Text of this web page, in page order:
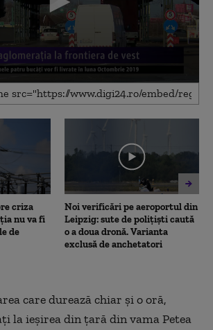
criza
nu va fi
de
Noi verificări pe aeroportul din
Leipzig: sute de polițiști caută
o a doua dronă. Varianta
exclusă de anchetatori
care durează chiar și o oră,
la ieșirea din țară din vama Petea